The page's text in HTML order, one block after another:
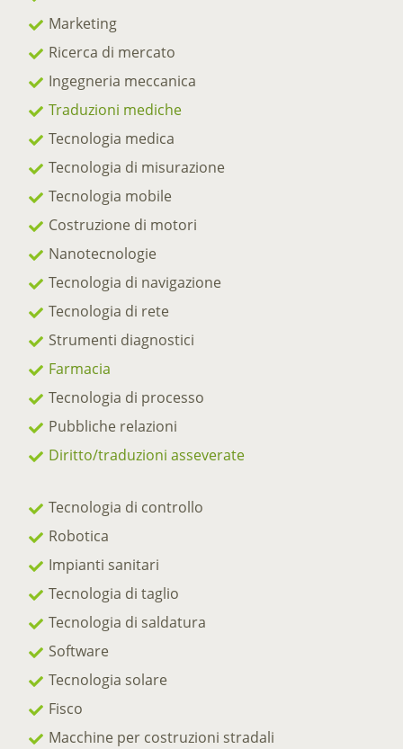
Marketing
Ricerca di mercato
Ingegneria meccanica
Traduzioni mediche
Tecnologia medica
Tecnologia di misurazione
Tecnologia mobile
Costruzione di motori
Nanotecnologie
Tecnologia di navigazione
Tecnologia di rete
Strumenti diagnostici
Farmacia
Tecnologia di processo
Pubbliche relazioni
Diritto/traduzioni asseverate
Tecnologia di controllo
Robotica
Impianti sanitari
Tecnologia di taglio
Tecnologia di saldatura
Software
Tecnologia solare
Fisco
Macchine per costruzioni stradali